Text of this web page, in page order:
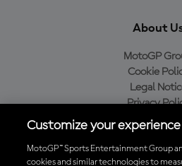
About
MotoGP
Cookie
Legal
Privacy
Purchase
Customize your experience
MotoGP™ Sports Entertainment Group
cookies and similar technologies to